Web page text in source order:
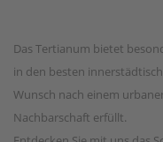
Das Tertianum bietet
in den besten
Wunsch nach einem
Nachbarschaft erfüllt.